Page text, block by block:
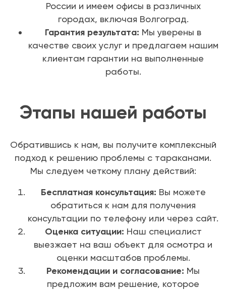
России и имеем офисы в различных
городах, включая Волгоград.
Гарантия результата: Мы уверены в
качестве своих услуг и предлагаем нашим
клиентам гарантии на выполненные
работы.
Этапы нашей работы
Обратившись к нам, вы получите комплексный
подход к решению проблемы с тараканами.
Мы следуем четкому плану действий:
Бесплатная консультация: Вы можете
обратиться к нам для получения
консультации по телефону или через сайт.
Оценка ситуации: Наш специалист
выезжает на ваш объект для осмотра и
оценки масштабов проблемы.
Рекомендации и согласование: Мы
предложим вам решение, которое